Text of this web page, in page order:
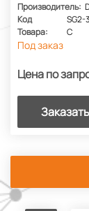
Производитель:
Код
Товара:
SG2-
C
Под заказ
Цена по